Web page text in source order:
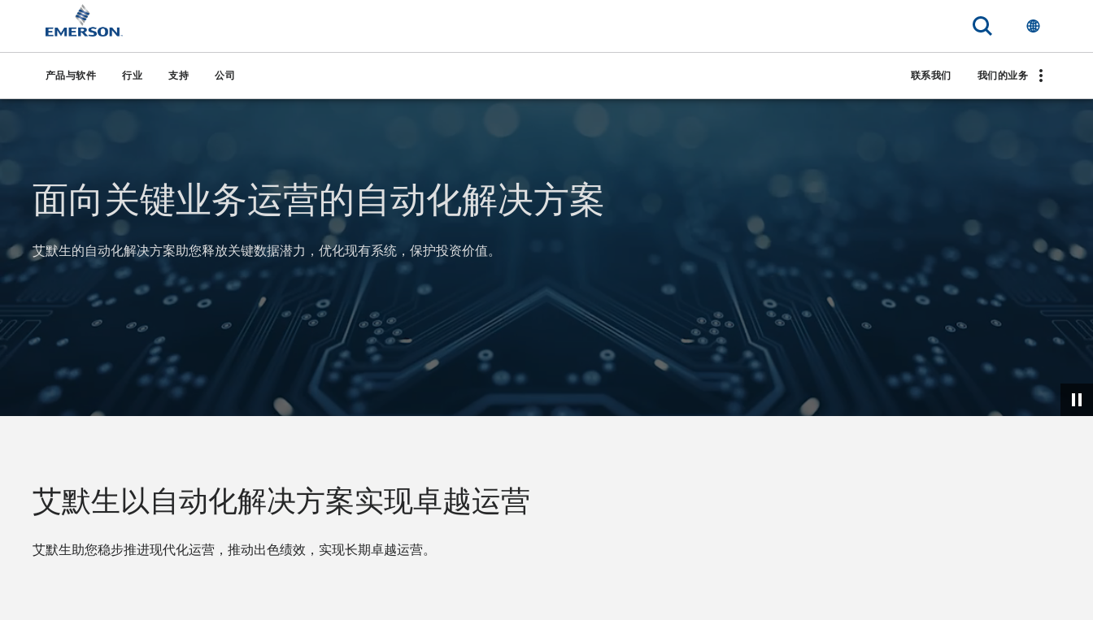
产品与软件 行业 支持 公司 联系我们 我们的业务
面向关键业务运营的自动化解决方案
艾默生的自动化解决方案助您释放关键数据潜力，优化现有系统，保护投资价值。
艾默生以自动化解决方案实现卓越运营
艾默生助您稳步推进现代化运营，推动出色绩效，实现长期卓越运营。